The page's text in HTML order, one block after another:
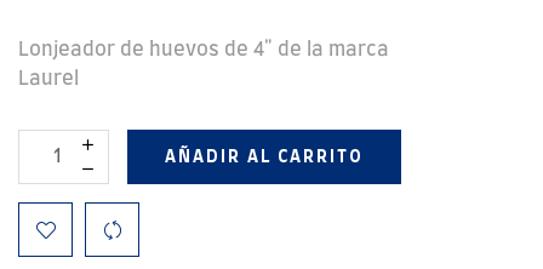
Lonjeador de huevos de 4" de la marca
Laurel
AÑADIR AL CARRITO